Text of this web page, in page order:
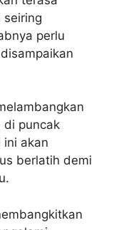
seiring
perlu
di puncak
akan
berlatih demi